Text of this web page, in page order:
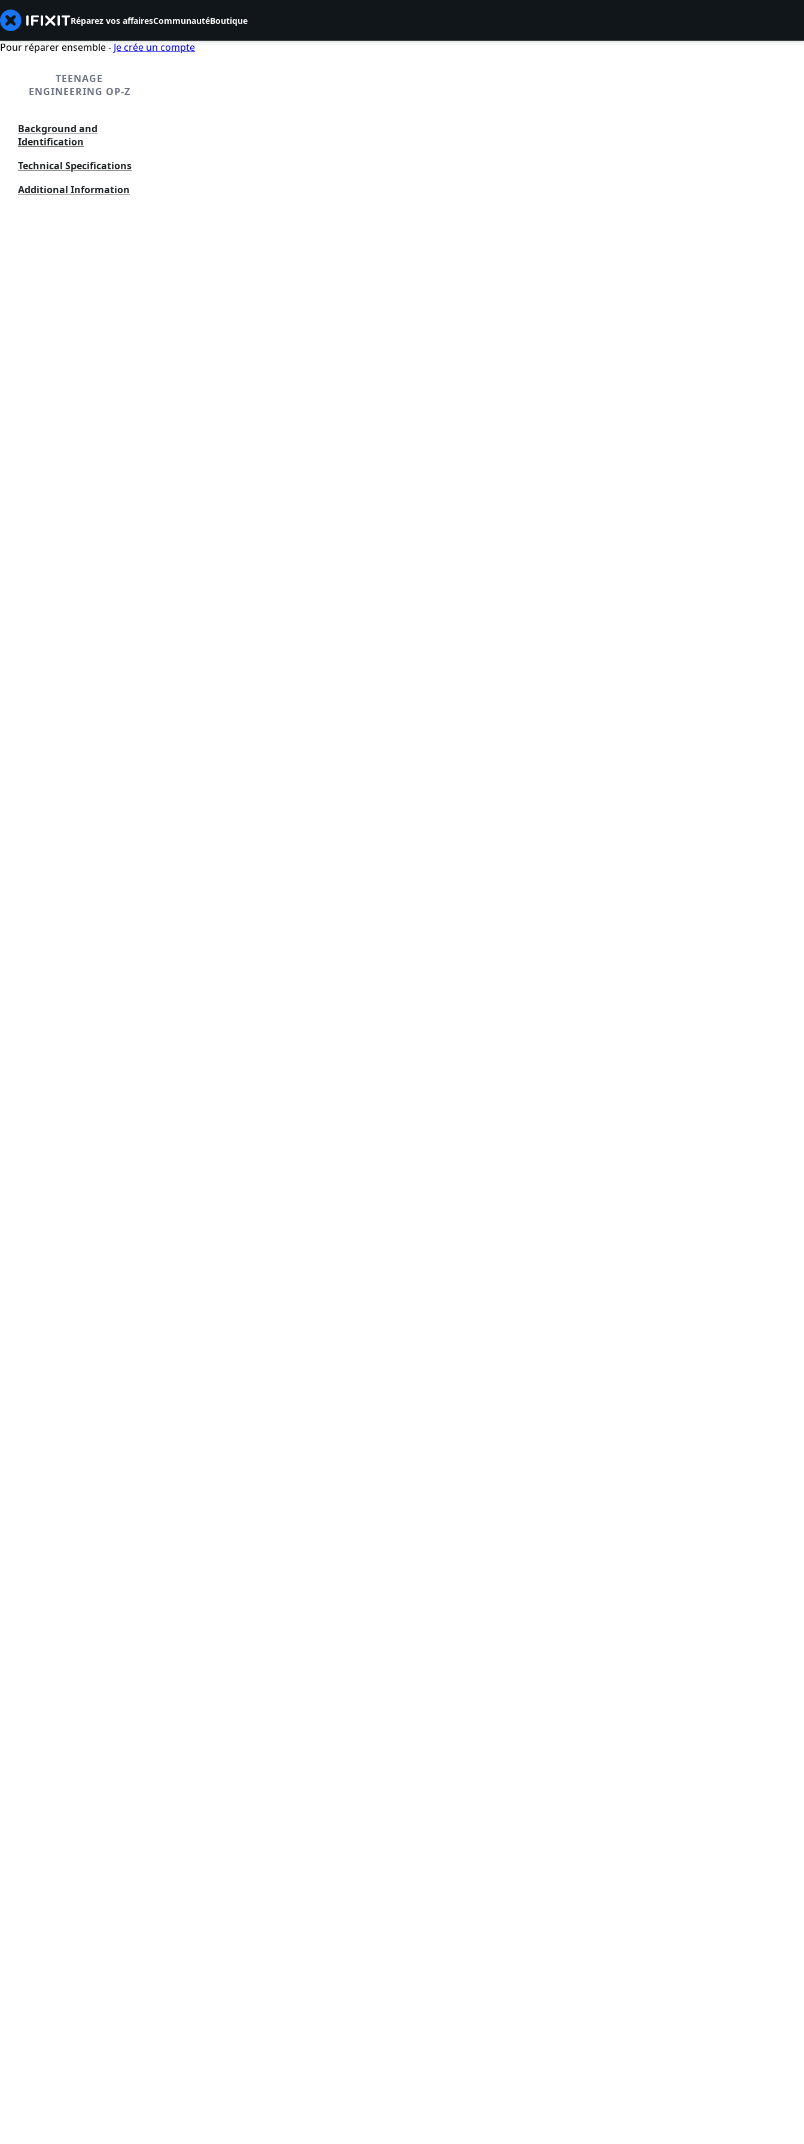
Réparez vos affairesCommunautéBoutique
Pour réparer ensemble - Je crée un compte
TEENAGE
ENGINEERING OP-Z
Background and
Identification
Technical Specifications
Additional Information